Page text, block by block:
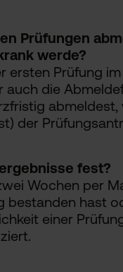
Prüfungen
werde?
ersten Prüfung
auch die
abmeldest,
der
fest?
Wochen per
bestanden hast
einer